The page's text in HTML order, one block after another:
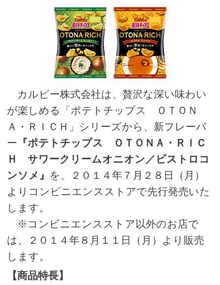
カルビー株式会社は、贅沢な深い味わい
が楽しめる「ポテトチップス ＯＴＯＮ
Ａ・ＲＩＣＨ」シリーズから、新フレーバ
ー 『ポテトチップス ＯＴＯＮＡ・ＲＩＣ
Ｈ サワークリームオニオン／ビストロコ
ンソメ』 を、２０１４年７月２８日（月）
よりコンビニエンスストアで先行発売いた
します。
※コンビニエンスストア以外のお店で
は、２０１４年８月１１日（月）より販売
します。
【商品特長】